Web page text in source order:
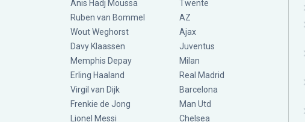
Anis Hadj Moussa
Ruben van Bommel
Wout Weghorst
Davy Klaassen
Memphis Depay
Erling Haaland
Virgil van Dijk
Frenkie de Jong
Lionel Messi
Twente
AZ
Ajax
Juventus
Milan
Real Madrid
Barcelona
Man Utd
Chelsea